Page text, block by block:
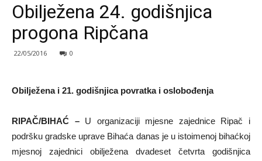
Obilježena 24. godišnjica
progona Ripčana
22/05/2016 0
Obilježena i 21. godišnjica povratka i oslobođenja
RIPAČ/BIHAĆ – U organizaciji mjesne zajednice Ripač i
podršku gradske uprave Bihaća danas je u istoimenoj bihaćkoj
mjesnoj zajednici obilježena dvadeset četvrta godišnjica